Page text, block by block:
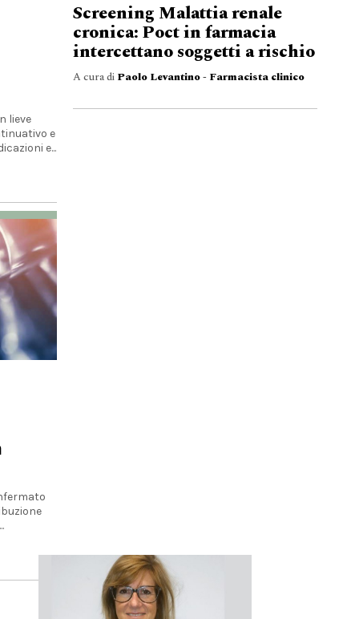
lieve
e
e...
Screening Malattia renale
cronica: Poct in farmacia
intercettano soggetti a rischio
A cura di Paolo Levantino - Farmacista clinico